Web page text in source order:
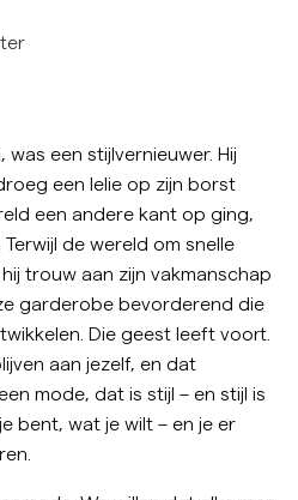
was een stijlvernieuwer. Hij
een lelie op zijn borst
een andere kant op ging,
de wereld om snelle
trouw aan zijn vakmanschap
garderobe bevorderend die
Die geest leeft voort.
aan jezelf, en dat
mode, dat is stijl – en stijl is
bent, wat je wilt – en je er